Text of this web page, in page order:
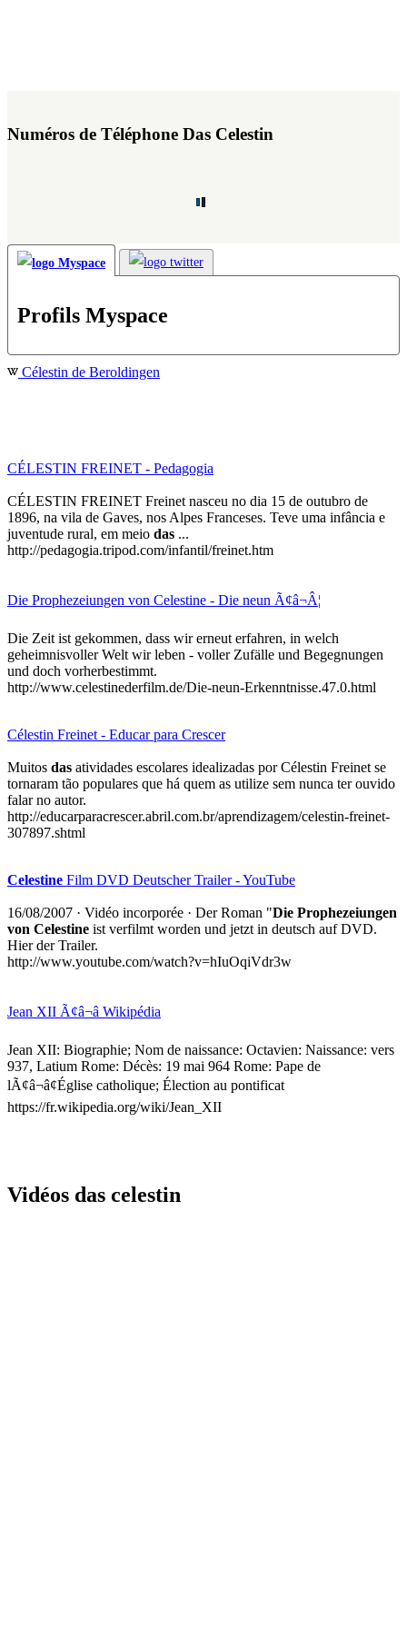
Numéros de Téléphone Das Celestin
Profils Myspace
Célestin de Beroldingen
CÉLESTIN FREINET - Pedagogia
CÉLESTIN FREINET Freinet nasceu no dia 15 de outubro de
1896, na vila de Gaves, nos Alpes Franceses. Teve uma infância e
juventude rural, em meio das ...
http://pedagogia.tripod.com/infantil/freinet.htm
Die Prophezeiungen von Celestine - Die neun Ã¢â¬Â¦
Die Zeit ist gekommen, dass wir erneut erfahren, in welch
geheimnisvoller Welt wir leben - voller Zufälle und Begegnungen
und doch vorherbestimmt.
http://www.celestinederfilm.de/Die-neun-Erkenntnisse.47.0.html
Célestin Freinet - Educar para Crescer
Muitos das atividades escolares idealizadas por Célestin Freinet se
tornaram tão populares que há quem as utilize sem nunca ter ouvido
falar no autor.
http://educarparacrescer.abril.com.br/aprendizagem/celestin-freinet-
307897.shtml
Celestine Film DVD Deutscher Trailer - YouTube
16/08/2007 · Vidéo incorporée · Der Roman "Die Prophezeiungen
von Celestine ist verfilmt worden und jetzt in deutsch auf DVD.
Hier der Trailer.
http://www.youtube.com/watch?v=hIuOqiVdr3w
Jean XII Ã¢â¬â Wikipédia
Jean XII: Biographie; Nom de naissance: Octavien: Naissance: vers
937, Latium Rome: Décès: 19 mai 964 Rome: Pape de
lÃ¢â¬â¢Église catholique; Élection au pontificat
https://fr.wikipedia.org/wiki/Jean_XII
Vidéos das celestin